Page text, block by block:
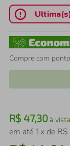
Compre com
R$ 47,30à vista
em até 1x de R$